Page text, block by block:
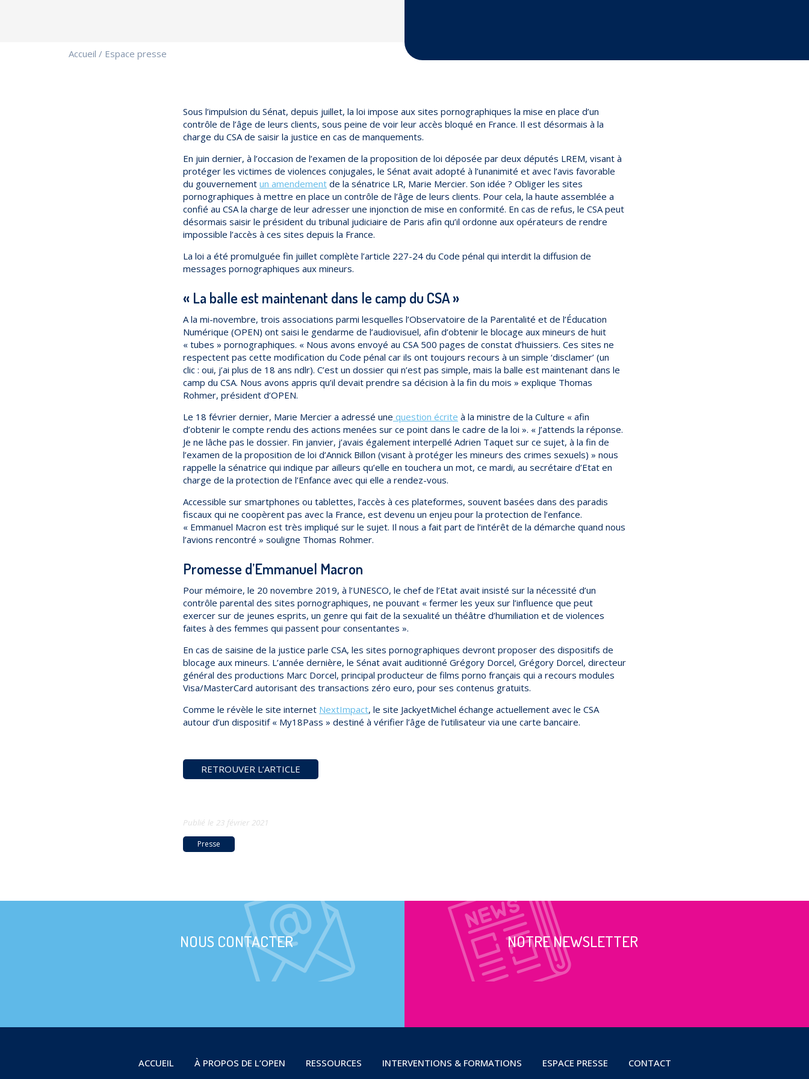
Accueil / Espace presse
Sous l’impulsion du Sénat, depuis juillet, la loi impose aux sites pornographiques la mise en place d’un
contrôle de l’âge de leurs clients, sous peine de voir leur accès bloqué en France. Il est désormais à la
charge du CSA de saisir la justice en cas de manquements.
En juin dernier, à l’occasion de l’examen de la proposition de loi déposée par deux députés LREM, visant à
protéger les victimes de violences conjugales, le Sénat avait adopté à l’unanimité et avec l’avis favorable
du gouvernement un amendement de la sénatrice LR, Marie Mercier. Son idée ? Obliger les sites
pornographiques à mettre en place un contrôle de l’âge de leurs clients. Pour cela, la haute assemblée a
confié au CSA la charge de leur adresser une injonction de mise en conformité. En cas de refus, le CSA peut
désormais saisir le président du tribunal judiciaire de Paris afin qu’il ordonne aux opérateurs de rendre
impossible l’accès à ces sites depuis la France.
La loi a été promulguée fin juillet complète l’article 227-24 du Code pénal qui interdit la diffusion de
messages pornographiques aux mineurs.
« La balle est maintenant dans le camp du CSA »
A la mi-novembre, trois associations parmi lesquelles l’Observatoire de la Parentalité et de l’Éducation
Numérique (OPEN) ont saisi le gendarme de l’audiovisuel, afin d’obtenir le blocage aux mineurs de huit
« tubes » pornographiques. « Nous avons envoyé au CSA 500 pages de constat d’huissiers. Ces sites ne
respectent pas cette modification du Code pénal car ils ont toujours recours à un simple ‘disclamer’ (un
clic : oui, j’ai plus de 18 ans ndlr). C’est un dossier qui n’est pas simple, mais la balle est maintenant dans le
camp du CSA. Nous avons appris qu’il devait prendre sa décision à la fin du mois » explique Thomas
Rohmer, président d’OPEN.
Le 18 février dernier, Marie Mercier a adressé une question écrite à la ministre de la Culture « afin
d’obtenir le compte rendu des actions menées sur ce point dans le cadre de la loi ». « J’attends la réponse.
Je ne lâche pas le dossier. Fin janvier, j’avais également interpellé Adrien Taquet sur ce sujet, à la fin de
l’examen de la proposition de loi d’Annick Billon (visant à protéger les mineurs des crimes sexuels) » nous
rappelle la sénatrice qui indique par ailleurs qu’elle en touchera un mot, ce mardi, au secrétaire d’Etat en
charge de la protection de l’Enfance avec qui elle a rendez-vous.
Accessible sur smartphones ou tablettes, l’accès à ces plateformes, souvent basées dans des paradis
fiscaux qui ne coopèrent pas avec la France, est devenu un enjeu pour la protection de l’enfance.
« Emmanuel Macron est très impliqué sur le sujet. Il nous a fait part de l’intérêt de la démarche quand nous
l’avions rencontré » souligne Thomas Rohmer.
Promesse d’Emmanuel Macron
Pour mémoire, le 20 novembre 2019, à l’UNESCO, le chef de l’Etat avait insisté sur la nécessité d’un
contrôle parental des sites pornographiques, ne pouvant « fermer les yeux sur l’influence que peut
exercer sur de jeunes esprits, un genre qui fait de la sexualité un théâtre d’humiliation et de violences
faites à des femmes qui passent pour consentantes ».
En cas de saisine de la justice parle CSA, les sites pornographiques devront proposer des dispositifs de
blocage aux mineurs. L’année dernière, le Sénat avait auditionné Grégory Dorcel, Grégory Dorcel, directeur
général des productions Marc Dorcel, principal producteur de films porno français qui a recours modules
Visa/MasterCard autorisant des transactions zéro euro, pour ses contenus gratuits.
Comme le révèle le site internet NextImpact, le site JackyetMichel échange actuellement avec le CSA
autour d’un dispositif « My18Pass » destiné à vérifier l’âge de l’utilisateur via une carte bancaire.
RETROUVER L’ARTICLE
Publié le 23 février 2021
Presse
NOUS CONTACTER NOTRE NEWSLETTER
ACCUEIL À PROPOS DE L’OPEN RESSOURCES INTERVENTIONS & FORMATIONS ESPACE PRESSE CONTACT